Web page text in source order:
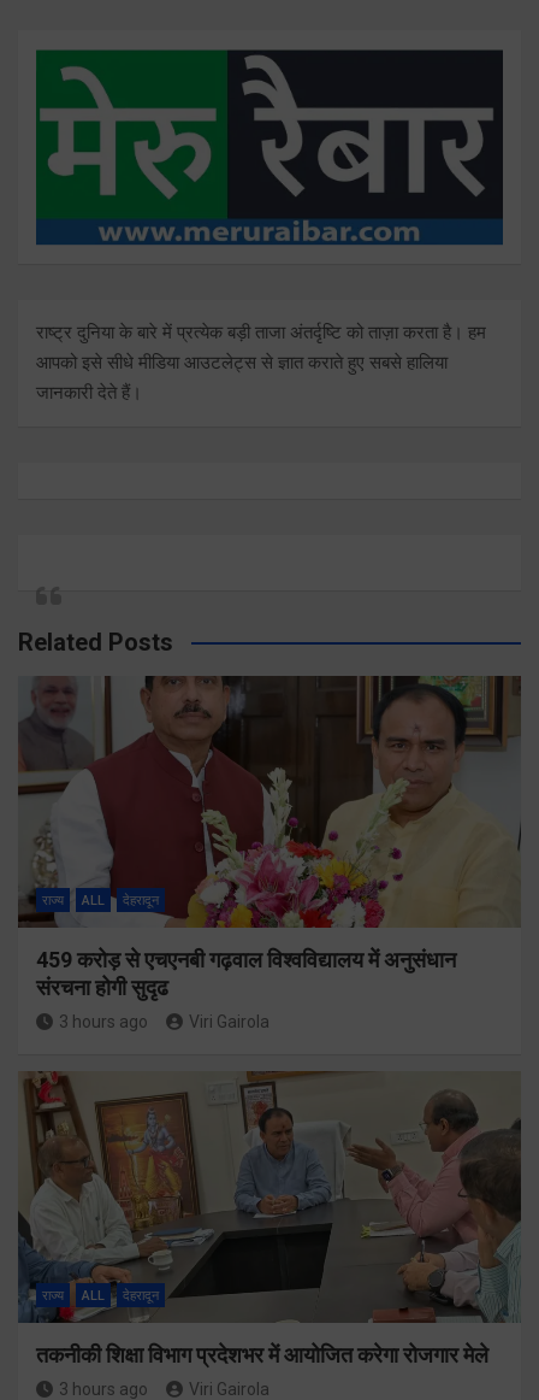
राष्ट्र दुनिया के बारे में प्रत्येक बड़ी ताजा अंतर्दृष्टि को ताज़ा करता है। हम
आपको इसे सीधे मीडिया आउटलेट्स से ज्ञात कराते हुए सबसे हालिया
जानकारी देते हैं।
Related Posts
राज्य ALL देहरादून
459 करोड़ से एचएनबी गढ़वाल विश्वविद्यालय में अनुसंधान
संरचना होगी सुदृढ
3 hours ago Viri Gairola
राज्य ALL देहरादून
तकनीकी शिक्षा विभाग प्रदेशभर में आयोजित करेगा रोजगार मेले
3 hours ago Viri Gairola